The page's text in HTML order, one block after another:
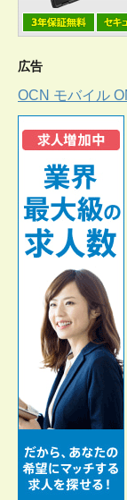
広告
OCN モバイル